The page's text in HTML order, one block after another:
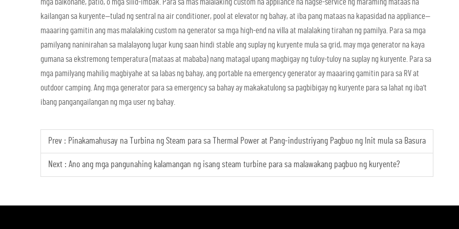
kailangan sa kuryente—tulad ng sentral na air conditioner, pool at elevator ng bahay, at iba pang mataas na kapasidad na appliance—
maaaring gamitin ang mas malalaking custom na generator sa mga high-end na villa at malalaking tirahan ng pamilya. Para sa mga
pamilyang naninirahan sa malalayong lugar kung saan hindi stable ang suplay ng kuryente mula sa grid, may mga generator na kaya
gumana sa ekstremong temperatura (mataas at mababa) nang matagal upang magbigay ng tuloy-tuloy na suplay ng kuryente. Para sa
mga pamilyang mahilig magbiyahe at sa labas ng bahay, ang portable na emergency generator ay maaaring gamitin para sa RV at
outdoor camping. Ang mga generator para sa emergency sa bahay ay makakatulong sa pagbibigay ng kuryente para sa lahat ng iba't
ibang pangangailangan ng mga user ng bahay.
Prev : Pinakamahusay na Turbina ng Steam para sa Thermal Power at Pang-industriyang Pagbuo ng Init mula sa Basura
Next : Ano ang mga pangunahing kalamangan ng isang steam turbine para sa malawakang pagbuo ng kuryente?